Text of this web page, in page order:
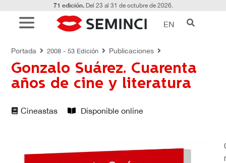
71 edición.Del 23 al 31 de octubre de 2026.
EN
Portada 2008 - 53 Edición Publicaciones
Gonzalo Suárez. Cuarenta
años de cine y literatura
Cineastas Disponible online
PUBLICACIONES